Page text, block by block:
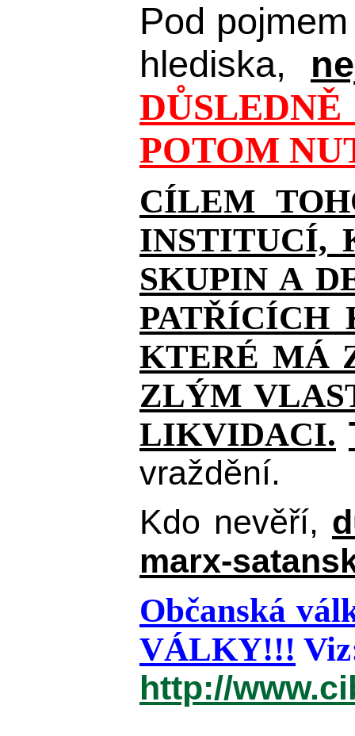
Pod pojmem
hlediska,
POTOM
CÍLEM
INSTITUCÍ,
SKUPIN A
PATŘÍCÍCH
KTERÉ MÁ
ZLÝM
LIKVIDACI.
vraždění.
Kdo nevěří,
marx-
Občanská
VÁLKY!!!
http://